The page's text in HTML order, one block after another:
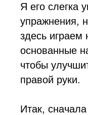
Я его слегка
упражнения,
здесь играем
основанные
чтобы
правой руки.
Итак,